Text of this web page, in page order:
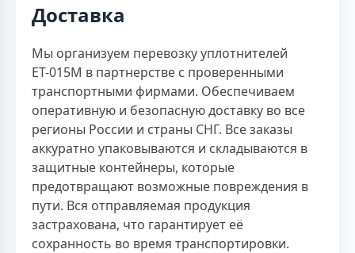
Доставка
Мы организуем перевозку уплотнителей
ЕТ-015M в партнерстве с проверенными
транспортными фирмами. Обеспечиваем
оперативную и безопасную доставку во все
регионы России и страны СНГ. Все заказы
аккуратно упаковываются и складываются в
защитные контейнеры, которые
предотвращают возможные повреждения в
пути. Вся отправляемая продукция
застрахована, что гарантирует её
сохранность во время транспортировки.